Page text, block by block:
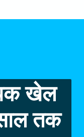
खेल
तक